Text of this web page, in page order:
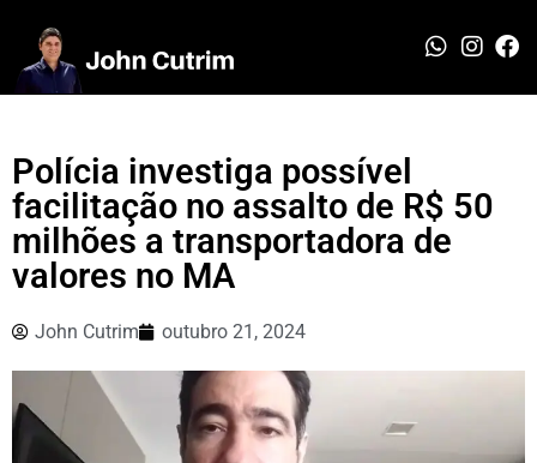
Polícia investiga possível
facilitação no assalto de R$ 50
milhões a transportadora de
valores no MA
John Cutrim outubro 21, 2024